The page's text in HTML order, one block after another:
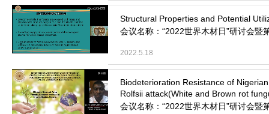
会议名称：“2022世界木材日”研讨会
2022.5.18
会议名称：“2022世界木材日”研讨会